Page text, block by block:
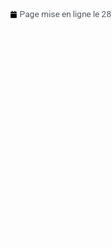
Page mise en ligne le